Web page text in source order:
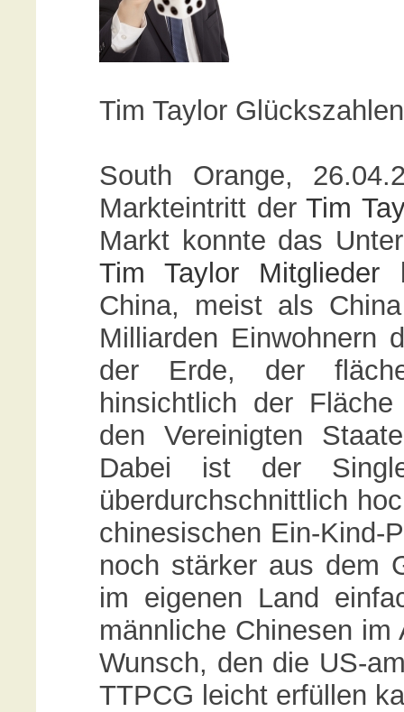
Tim Taylor Glückszahlen
South Orange,
Markteintritt derTim
Markt konnte das
Tim Taylor Mitglieder
China, meist als
Milliarden Einwohnern
der Erde, der
hinsichtlich der
den Vereinigten
Dabei ist der
überdurchschnittlich
chinesischen Ein-Kind-
noch stärker aus dem
im eigenen Land
männliche Chinesen
Wunsch, den die US-
TTPCG leicht erfüllen